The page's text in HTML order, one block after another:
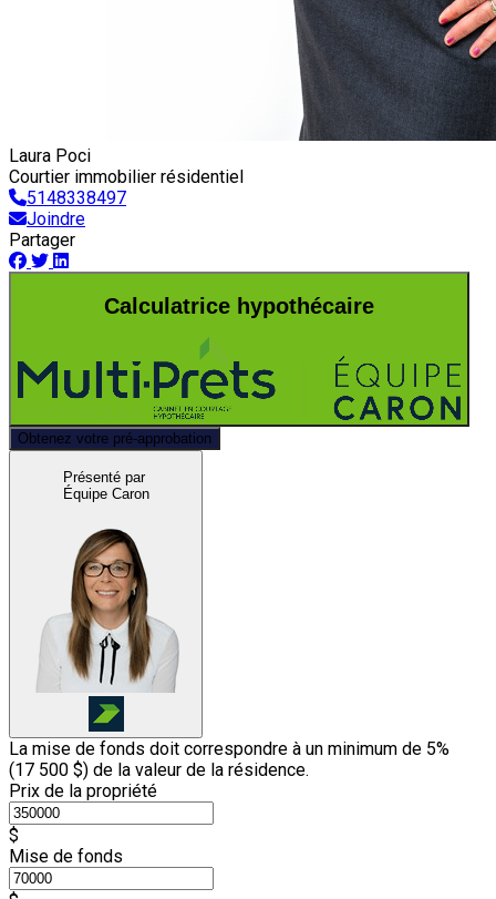
Laura Poci
Courtier immobilier résidentiel
5148338497
Joindre
Partager
Calculatrice hypothécaire
Obtenez votre pré-approbation
Présenté par
Équipe Caron
La mise de fonds doit correspondre à un minimum de 5%
(17 500 $) de la valeur de la résidence.
Prix de la propriété
$
Mise de fonds